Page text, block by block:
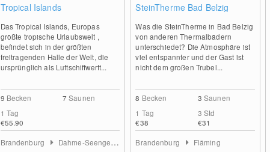
Tropical Islands
Das Tropical Islands, Europas
größte tropische Urlaubswelt ,
befindet sich in der größten
freitragenden Halle der Welt, die
ursprünglich als Luftschiffwerft...
9 Becken 7 Saunen
1 Tag
€55.90
Brandenburg Dahme-Seengebiet
SteinTherme Bad Belzig
Was die SteinTherme in Bad Belzig
von anderen Thermalbädern
unterschiedet? Die Atmosphäre ist
viel entspannter und der Gast ist
nicht dem großen Trubel...
8 Becken 3 Saunen
1 Tag
€38
3 Std
€31
Brandenburg Fläming